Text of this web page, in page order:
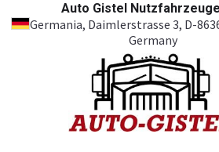
Auto Gistel
Germania, Daimlerstrasse 3, D-
Germany